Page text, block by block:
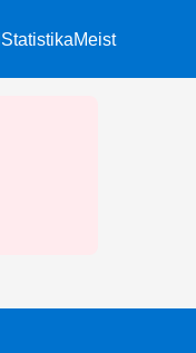
StatistikaMeist